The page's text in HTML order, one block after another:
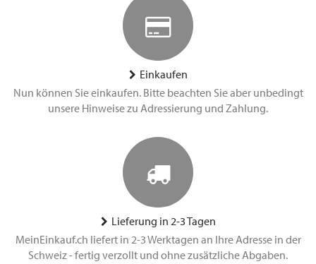
Einkaufen
Nun können Sie einkaufen. Bitte beachten Sie aber unbedingt
unsere Hinweise zu Adressierung und Zahlung.
Lieferung in 2-3 Tagen
MeinEinkauf.ch liefert in 2-3 Werktagen an Ihre Adresse in der
Schweiz - fertig verzollt und ohne zusätzliche Abgaben.